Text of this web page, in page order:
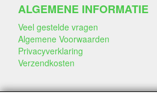
ALGEMENE INFORMATIE
Veel gestelde vragen
Algemene Voorwaarden
Privacyverklaring
Verzendkosten